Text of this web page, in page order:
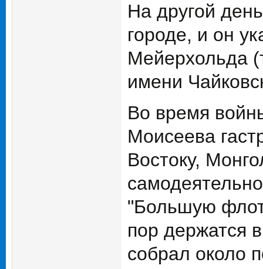
На другой
городе, и он
Мейерхольда
имени
Во время
Моисеева
Востоку,
"Большую
пор держатся
собрал около